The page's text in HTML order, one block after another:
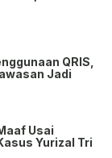
QRIS,
Jadi
Usai
Yurizal Tri